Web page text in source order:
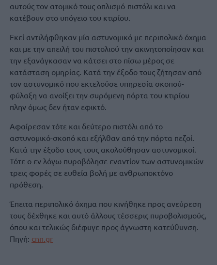
αυτούς τον ατομικό τους οπλισμό-πιστόλι και να
κατέβουν στο υπόγειο του κτιρίου.
Εκεί αντιλήφθηκαν μία αστυνομικό με περιπολικό όχημα
και με την απειλή του πιστολιού την ακινητοποίησαν και
την εξανάγκασαν να κάτσει στο πίσω μέρος σε
κατάσταση ομηρίας. Κατά την έξοδο τους ζήτησαν από
τον αστυνομικό που εκτελούσε υπηρεσία σκοπού-
φύλαξη να ανοίξει την συρόμενη πόρτα του κτιρίου
πλην όμως δεν ήταν εφικτό.
Αφαίρεσαν τότε και δεύτερο πιστόλι από το
αστυνομικό-σκοπό και εξήλθαν από την πόρτα πεζοί.
Κατά την έξοδο τους τους ακολούθησαν αστυνομικοί.
Τότε ο εν λόγω πυροβόλησε εναντίον των αστυνομικών
τρεις φορές σε ευθεία βολή με ανθρωποκτόνο
πρόθεση.
Έπειτα περιπολικό όχημα που κινήθηκε προς ανεύρεση
τους δέχθηκε και αυτό άλλους τέσσερις πυροβολισμούς,
όπου και τελικώς διέφυγε προς άγνωστη κατεύθυνση.
Πηγή: cnn.gr